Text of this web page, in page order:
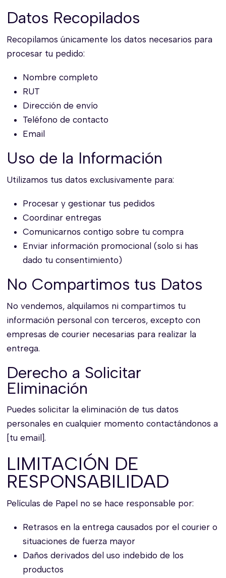
Datos Recopilados
Recopilamos únicamente los datos necesarios para
procesar tu pedido:
Nombre completo
RUT
Dirección de envío
Teléfono de contacto
Email
Uso de la Información
Utilizamos tus datos exclusivamente para:
Procesar y gestionar tus pedidos
Coordinar entregas
Comunicarnos contigo sobre tu compra
Enviar información promocional (solo si has
dado tu consentimiento)
No Compartimos tus Datos
No vendemos, alquilamos ni compartimos tu
información personal con terceros, excepto con
empresas de courier necesarias para realizar la
entrega.
Derecho a Solicitar
Eliminación
Puedes solicitar la eliminación de tus datos
personales en cualquier momento contactándonos a
[tu email].
LIMITACIÓN DE
RESPONSABILIDAD
Películas de Papel no se hace responsable por:
Retrasos en la entrega causados por el courier o
situaciones de fuerza mayor
Daños derivados del uso indebido de los
productos